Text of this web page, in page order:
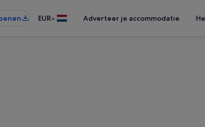
EUR• Adverteer je accommodatie